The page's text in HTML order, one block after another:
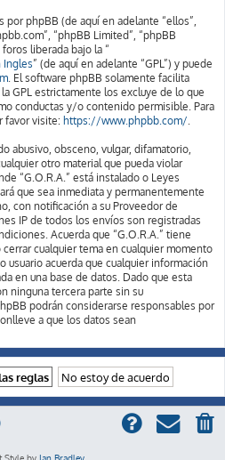
phpBB (de aquí en adelante “ellos”,
“phpBB Limited”, “phpBB
liberada bajo la “
Ingles” (de aquí en adelante “GPL”) y puede
. El software phpBB solamente facilita
GPL estrictamente los excluye de lo que
conductas y/o contenido permisible. Para
favor visite: https://www.phpbb.com/
abusivo, obsceno, vulgar, difamatorio,
otro material que pueda violar
“G.O.R.A.” está instalado o Leyes
que sea inmediata y permanentemente
con notificación a su Proveedor de
IP de todos los envíos son registradas
Acuerda que “G.O.R.A.” tiene
cualquier tema en cualquier momento
usuario acuerda que cualquier información
en una base de datos. Dado que esta
ninguna tercera parte sin su
podrán considerarse responsables por
a que los datos sean